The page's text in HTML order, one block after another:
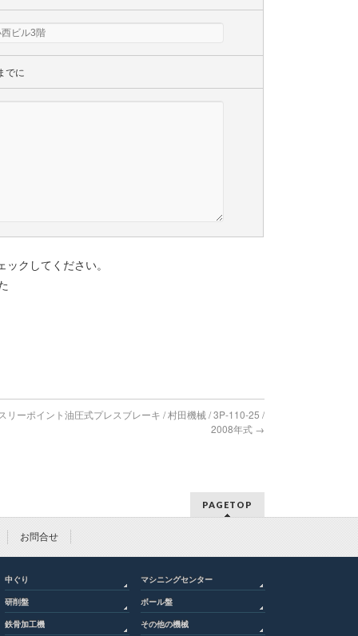
でに
クしてください。
リーポイント油圧式プレスブレーキ / 村田機械 / 3P-110-25 /
2008年式 →
PAGETOP
お問合せ
中ぐり マシニングセンター
研削盤 ボール盤
鉄骨加工機 その他の機械